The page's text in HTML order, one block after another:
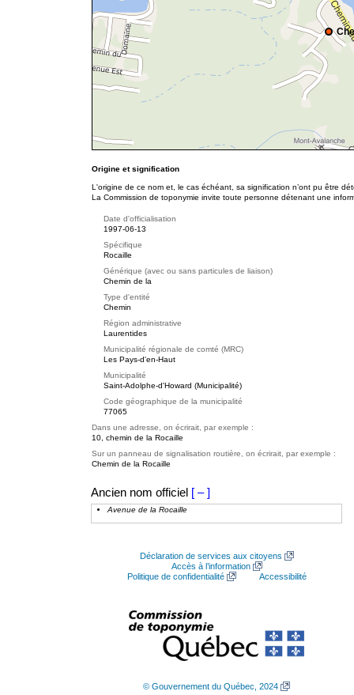
Origine et signification
L'origine de ce nom et, le cas échéant, sa signification n’ont pu être
La Commission de toponymie invite toute personne détenant une
Date d'officialisation
1997-06-13
Spécifique
Rocaille
Générique (avec ou sans particules de liaison)
Chemin de la
Type d'entité
Chemin
Région administrative
Laurentides
Municipalité régionale de comté (MRC)
Les Pays-d'en-Haut
Municipalité
Saint-Adolphe-d'Howard (Municipalité)
Code géographique de la municipalité
77065
Dans une adresse, on écrirait, par exemple :
10, chemin de la Rocaille
Sur un panneau de signalisation routière, on écrirait, par exemple :
Chemin de la Rocaille
Ancien nom officiel [ – ]
Avenue de la Rocaille
Déclaration de services aux citoyens
Accès à l’information
Politique de confidentialité
Accessibilité
© Gouvernement du Québec, 2024